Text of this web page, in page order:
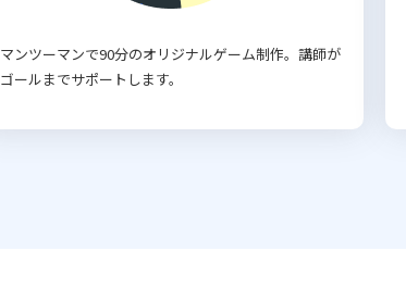
マンツーマンで90分のオリジナルゲーム制作。講師が
ゴールまでサポートします。